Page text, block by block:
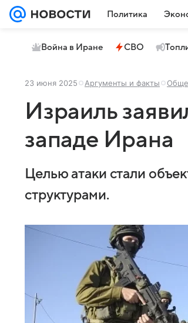
Политика
Война в Иране СВО
23 июня 2025 Аргументы и факты
Израиль
западе Ирана
Целью атаки стали
структурами.